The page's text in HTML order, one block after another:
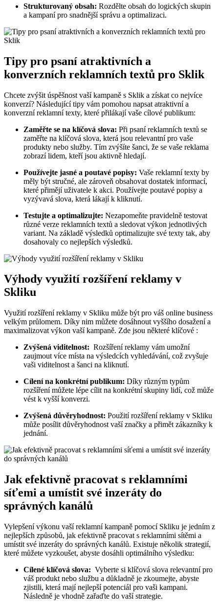
Strukturovaný obsah: Rozdělte obsah do‌ logických ⁣skupin
a kampaní pro ‌snadnější správu​ a optimalizaci.
Tipy pro psaní⁢ atraktivních‌ a
konverzních ⁢reklamních textů pro Sklik
Chcete zvýšit‌ úspěšnost vaší ​kampaně ‍s Sklik a​ získat co⁣ nejvíce
konverzí? Následující tipy vám⁤ pomohou napsat‍ atraktivní ‍a
konverzní reklamní texty, které přilákají vaše cílové‌ publikum:
Zaměřte se na klíčová ⁣slova: Při psaní reklamních textů se
zaměřte⁣ na klíčová ⁢slova, která jsou relevantní pro vaše
produkty nebo služby. Tím zvýšíte ⁢šanci, že se vaše⁤ reklama
zobrazí lidem, kteří‌ jsou aktivně⁣ hledají.
Používejte jasné⁤ a poutavé popisy: Vaše ‌reklamní texty by
měly být stručné, ale zároveň obsahovat ⁣dostatek informací,
které přimějí‍ uživatele k akci. Používejte poutavé popisy a​
vyzývavá‍ slova, která⁣ lákají ⁢k kliknutí.
Testujte a optimalizujte: Nezapomeňte pravidelně‍ testovat
různé verze reklamních textů a sledovat⁣ výkon jednotlivých
variant. Na základě výsledků optimalizujte své ⁢texty tak, ⁢aby
dosahovaly co nejlepších výsledků.
Výhody využití rozšíření reklamy v⁤
Skliku
Využití rozšíření reklamy v Skliku může být‌ pro váš online​ business
velkým průlomem.⁣ Díky nim můžete dosáhnout vyššího dosažení a
maximalizovat ‌výkon vaší kampaně. Zde jsou⁢ některé klíčové :
Zvýšená viditelnost: ⁢ Rozšíření‍ reklamy vám umožní
zaujmout více místa na výsledcích vyhledávání, ⁣což zvyšuje
vaši viditelnost ⁣a šanci na kliknutí.
Cílení na ‌konkrétní publikum: Díky různým typům
rozšíření můžete‌ lépe cílit na konkrétní skupiny lidí, což může
vést k vyšší konverzi.
Zvýšená‌ důvěryhodnost: Použití rozšíření reklamy v‍ Skliku
může posílit důvěryhodnost​ vaší značky ⁢a přimět zákazníky k​
jednání.
Jak efektivně pracovat​ s reklamními
síťemi ‌a ⁤umístit své inzeráty⁤ do
správných ‍kanálů
Vylepšení‍ výkonu vaší reklamní kampaně pomocí Skliku je jedním ‍z
nejlepších⁢ způsobů, ​jak efektivně pracovat s reklamními‌ sítěmi a
umístit své inzeráty ⁤do⁤ správných kanálů. Existuje několik strategií,
které⁣ můžete ‍vyzkoušet, abyste‍ dosáhli optimálního výsledku:
Cílené ​klíčová slova: ​ Vyberte si klíčová⁢ slova relevantní pro
váš ‌produkt nebo⁢ službu a důkladně​ je zkoumejte, abyste
zjistili, která mají nejlepší potenciál pro vaši kampani.
Následně ⁢je vhodně⁣ zařaďte do vaší strategie.